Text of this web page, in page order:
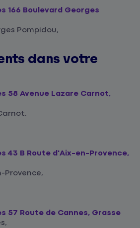
166 Boulevard Georges
Pompidou,
dans votre
58 Avenue Lazare Carnot,
43 B Route d'Aix-en-Provence,
Provence,
57 Route de Cannes, Grasse